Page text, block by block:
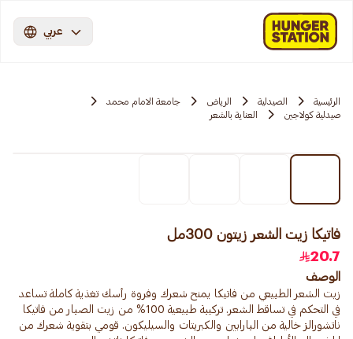
عربي
الرئيسية الصيدلية الرياض
جامعة الامام محمد
صيدلية كولاجين
العناية بالشعر
فاتيكا زيت الشعر زيتون 300مل
20.7
الوصف
زيت الشعر الطبيعي من فاتيكا يمنح شعرك وفروة رأسك تغذية كاملة تساعد
في التحكم في تساقط الشعر. تركيبة طبيعية 100% من زيت الصبار من فاتيكا
ناتشورالز خالية من البارابين والكبريتات والسيليكون. قومي بتقوية شعرك من